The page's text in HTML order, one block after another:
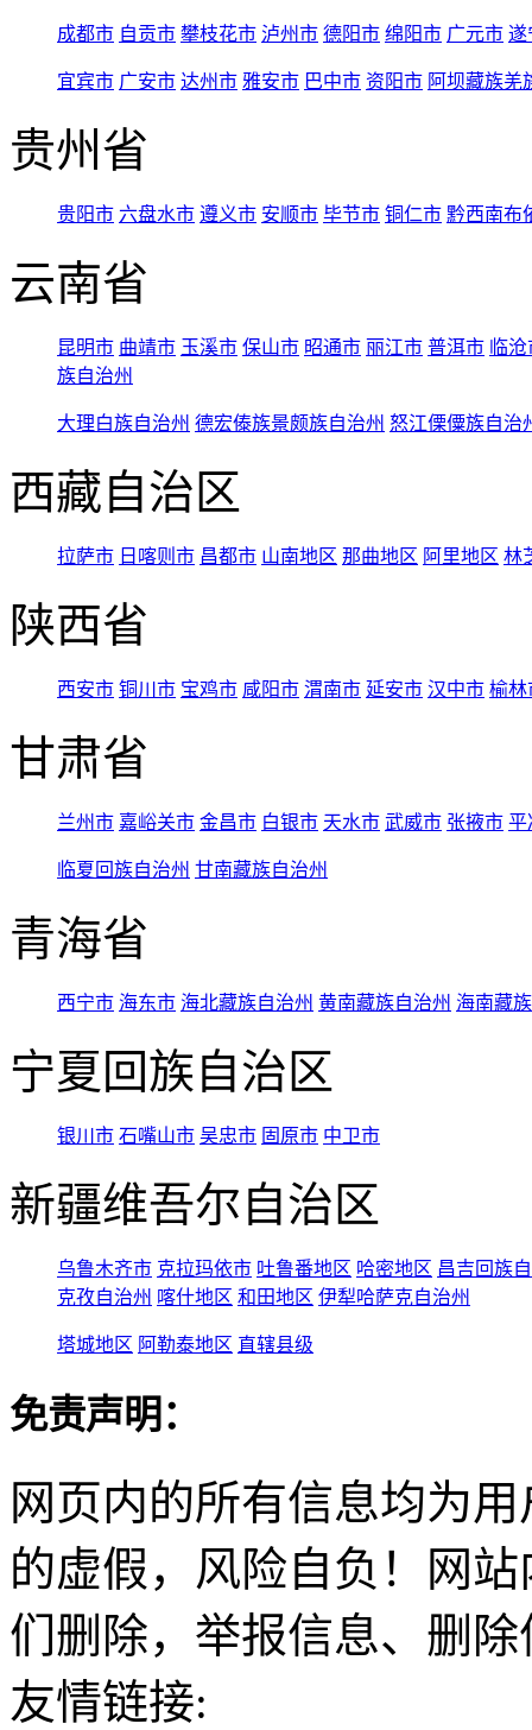
成都市 自贡市 攀枝花市 泸州市 德阳市 绵阳市 广元市 遂
宜宾市 广安市 达州市 雅安市 巴中市 资阳市 阿坝藏族羌
贵州省
贵阳市 六盘水市 遵义市 安顺市 毕节市 铜仁市 黔西南布
云南省
昆明市 曲靖市 玉溪市 保山市 昭通市 丽江市 普洱市 临
族自治州
大理白族自治州 德宏傣族景颇族自治州 怒江傈僳族自治
西藏自治区
拉萨市 日喀则市 昌都市 山南地区 那曲地区 阿里地区 林
陕西省
西安市 铜川市 宝鸡市 咸阳市 渭南市 延安市 汉中市 榆林
甘肃省
兰州市 嘉峪关市 金昌市 白银市 天水市 武威市 张掖市 平
临夏回族自治州 甘南藏族自治州
青海省
西宁市 海东市 海北藏族自治州 黄南藏族自治州 海南藏
宁夏回族自治区
银川市 石嘴山市 吴忠市 固原市 中卫市
新疆维吾尔自治区
乌鲁木齐市 克拉玛依市 吐鲁番地区 哈密地区 昌吉回族
克孜自治州 喀什地区 和田地区 伊犁哈萨克自治州
塔城地区 阿勒泰地区 直辖县级
免责声明：
网页内的所有信息均为
的虚假，风险自负！网
们删除，举报信息、删
友情链接: